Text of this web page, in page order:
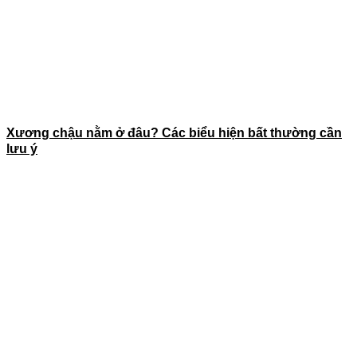
Xương chậu nằm ở đâu? Các biểu hiện bất thường cần
lưu ý